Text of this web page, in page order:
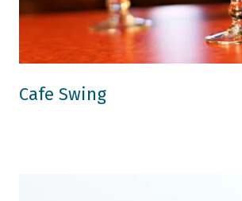
Cafe Swing